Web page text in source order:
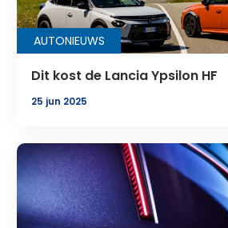
AUTONIEUWS
Dit kost de Lancia Ypsilon HF
25 jun 2025